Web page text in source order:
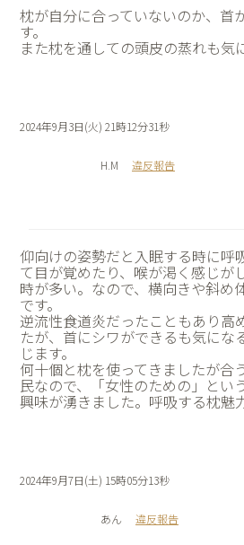
枕が自分に合っていないのか、首
す。
また枕を通しての頭皮の蒸れも気
2024年9月3日(火) 21時12分31秒
H.M 違反報告
仰向けの姿勢だと入眠する時に呼
て目が覚めたり、喉が渇く感じが
時が多い。なので、横向きや斜め
です。
逆流性食道炎だったこともあり高
たが、首にシワができるも気にな
じます。
何十個と枕を使ってきましたが合
民なので、「女性のための」とい
興味が湧きました。呼吸する枕魅
2024年9月7日(土) 15時05分13秒
あん 違反報告